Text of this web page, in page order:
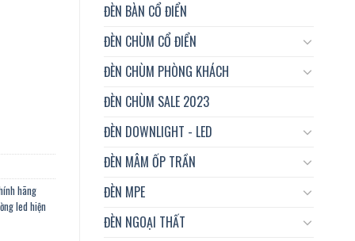
ĐÈN BÀN CỔ ĐIỂN
ĐÈN CHÙM CỔ ĐIỂN
ĐÈN CHÙM PHÒNG KHÁCH
ĐÈN CHÙM SALE 2023
ĐÈN DOWNLIGHT - LED
ĐÈN MÂM ỐP TRẦN
ĐÈN MPE
ĐÈN NGOẠI THẤT
hãng
led hiện